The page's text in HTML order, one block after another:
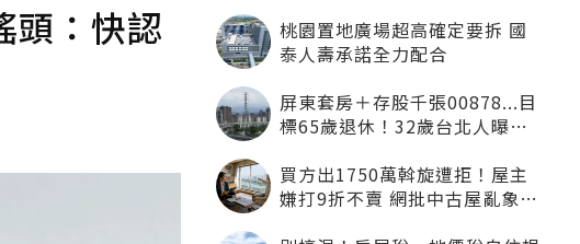
頭：快認
桃園置地廣場超高確定要拆 國
泰人壽承諾全力配合
屏東套房＋存股千張00878...目
標65歲退休！32歲台北人曝：
買方出1750萬斡旋遭拒！屋主
嫌打9折不賣 網批中古屋亂象：